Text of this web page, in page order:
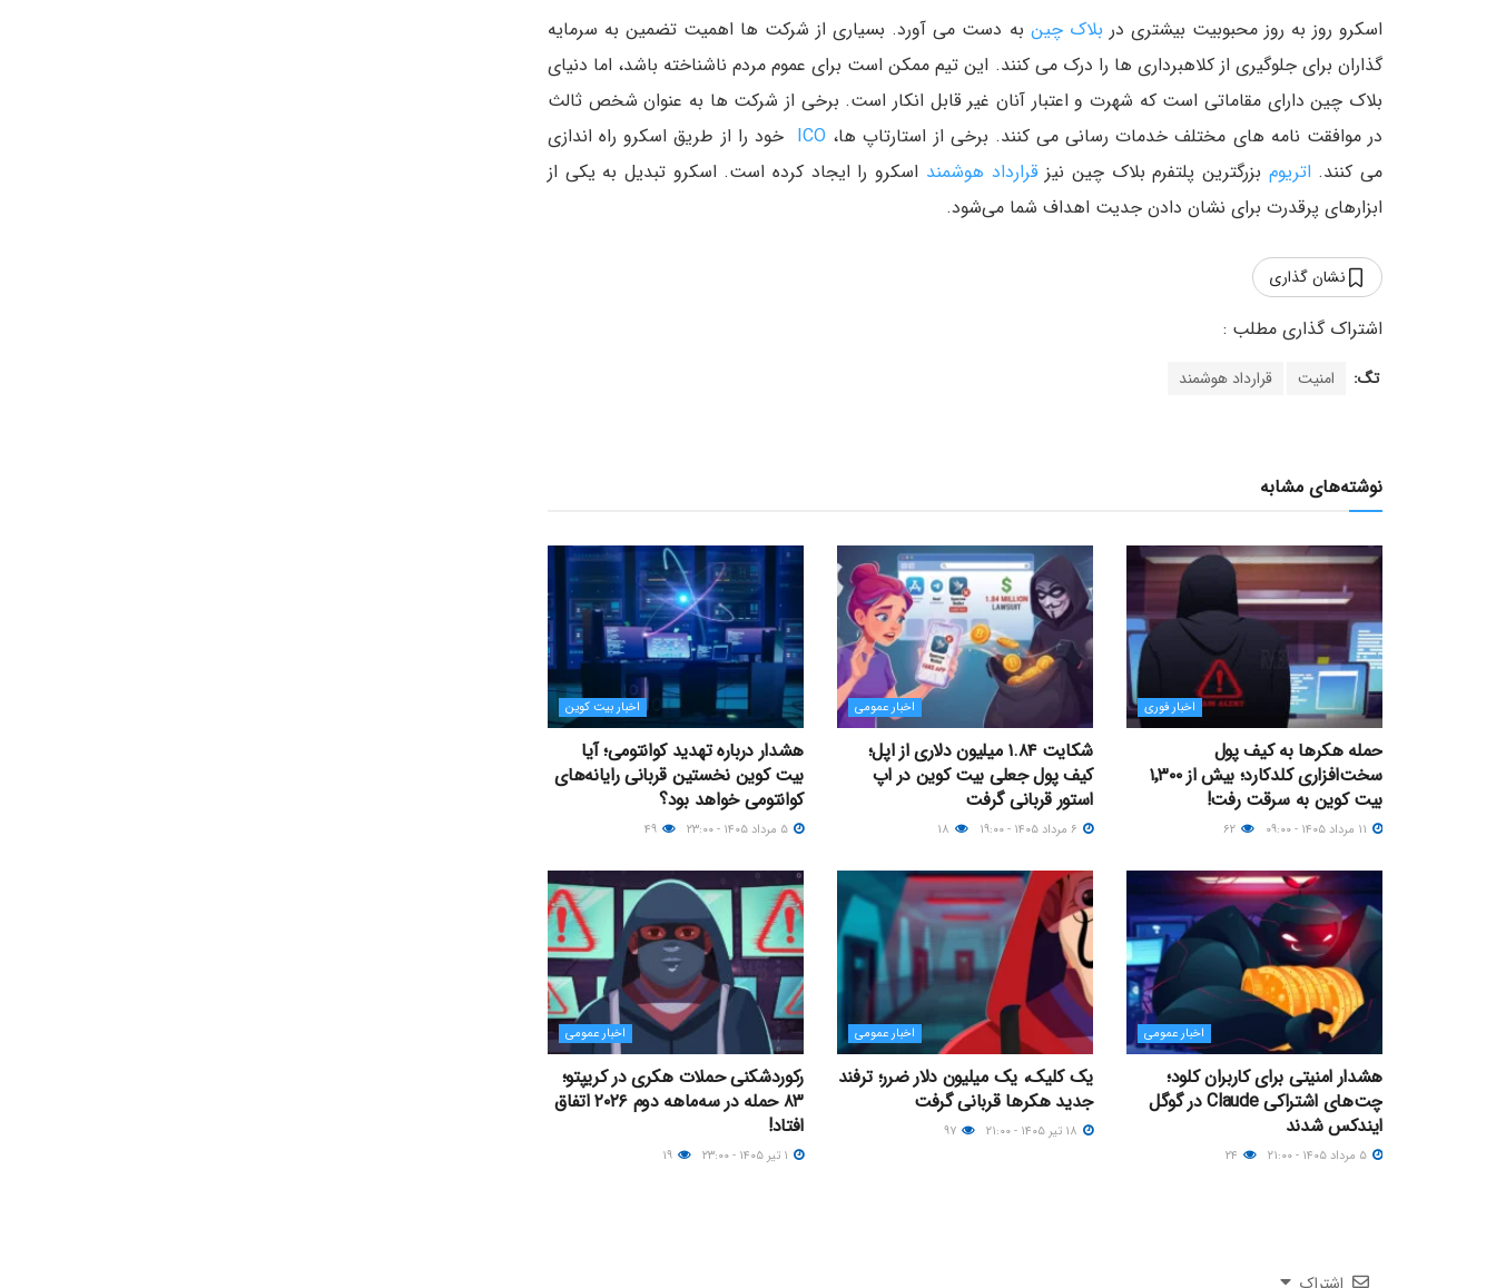
اسکرو روز به روز محبوبیت بیشتری در بلاک چین به دست می آورد. بسیاری از شرکت ها اهمیت تضمین به سرمایه
گذاران برای جلوگیری از کلاهبرداری ها را درک می کنند. این تیم ممکن است برای عموم مردم ناشناخته باشد، اما دنیای
بلاک چین دارای مقاماتی است که شهرت و اعتبار آنان غیر قابل انکار است. برخی از شرکت ها به عنوان شخص ثالث
در موافقت نامه های مختلف خدمات رسانی می کنند. برخی از استارتاپ ها، ICO خود را از طریق اسکرو راه اندازی
می کنند. اتریوم بزرگترین پلتفرم بلاک چین نیزقرارداد هوشمند اسکرو را ایجاد کرده است. اسکرو تبدیل به یکی از
ابزارهای پرقدرت برای نشان دادن جدیت اهداف شما می‌شود.
نشان گذاری
تگ: امنیت قرارداد هوشمند
نوشته‌های مشابه
اخبار فوری
حمله هکرها به کیف پول
سخت‌افزاری کلدکارد؛ بیش از ۱٬۳۰۰
بیت کوین به سرقت رفت!
اخبار عمومی
شکایت ۱.۸۴ میلیون دلاری از اپل؛
کیف پول جعلی بیت کوین در اپ
استور قربانی گرفت
اخبار بیت کوین
هشدار درباره تهدید کوانتومی؛ آیا
بیت کوین نخستین قربانی رایانه‌های
کوانتومی خواهد بود؟
اخبار عمومی
هشدار امنیتی برای کاربران کلود؛
چت‌های اشتراکی Claude در گوگل
ایندکس شدند
اخبار عمومی
یک کلیک، یک میلیون دلار ضرر؛ ترفند
جدید هکرها قربانی گرفت
اخبار عمومی
رکوردشکنی حملات هکری در کریپتو؛
۸۳ حمله در سه‌ماهه دوم ۲۰۲۶ اتفاق
افتاد!
اشتراک